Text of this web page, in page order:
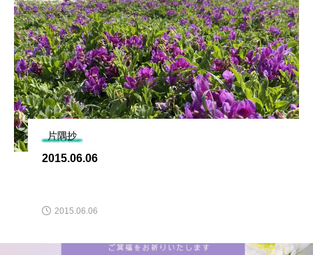
片隅抄
2015.06.06
2015.06.06